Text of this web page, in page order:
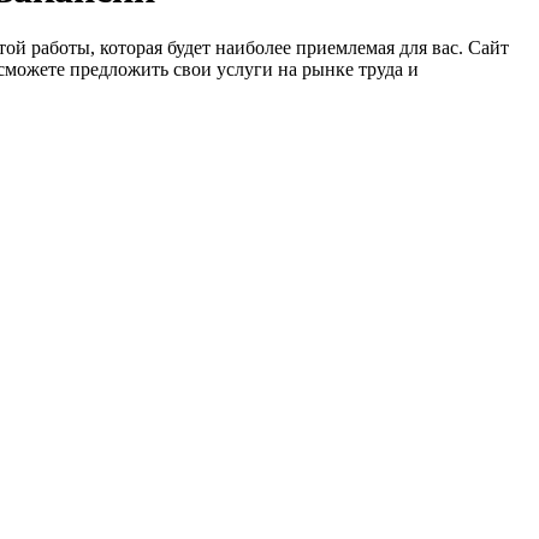
работы, которая будет наиболее приемлемая для вас. Сайт
предложить свои услуги на рынке труда и